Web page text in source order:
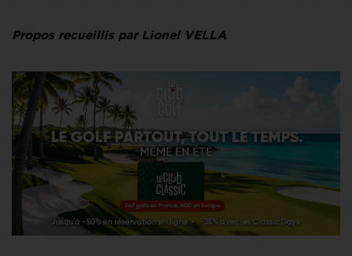
Propos recueillis par Lionel VELLA